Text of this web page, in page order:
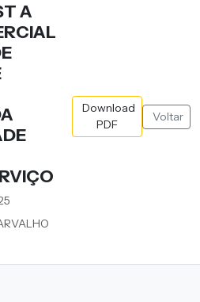
A
Download
PDF
Voltar